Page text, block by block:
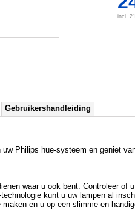
incl.
Gebruikershandleiding
Philips hue-systeem en geniet
waar u ook bent. Controleer
kunt u uw lampen al
en u op een slimme en